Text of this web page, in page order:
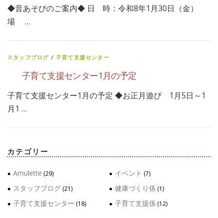
◆音あそびのご案内◆ 日 時：令和8年1月30日（金）
場 …
スタッフブログ /子育て支援センター
子育て支援センター1月の予定
子育て支援センター1月の予定 ◆お正月遊び 1月5日～1
月1 …
カテゴリー
Amulette (29) イベント (7)
スタッフブログ (21) 健康づくり係 (1)
子育て支援センター (18) 子育て支援係 (12)